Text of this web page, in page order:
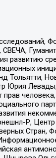
развитию
Тольятти,
Юрия
прав
Р,
Стран,